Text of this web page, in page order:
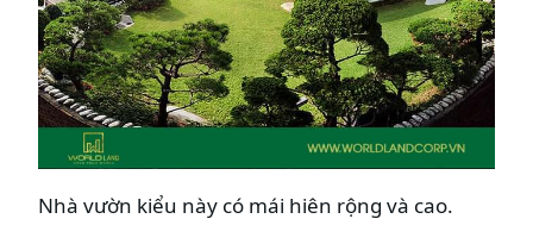
Nhà vườn kiểu này có mái hiên rộng và cao.